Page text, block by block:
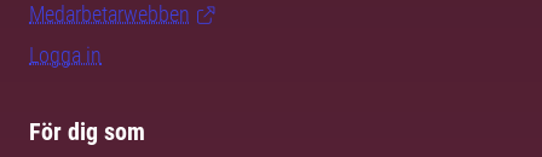
Medarbetarwebben
Logga in
För dig som